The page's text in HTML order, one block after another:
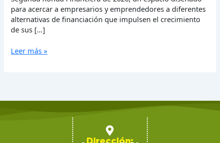
para acercar a empresarios y emprendedores a diferentes
alternativas de financiación que impulsen el crecimiento
de sus […]
Leer más »
Dirección: